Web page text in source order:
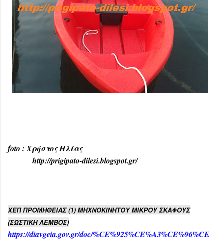
foto : Χρήστος Ηλίας
http://prigipato-dilesi.blogspot.gr/
ΧΕΠ ΠΡΟΜΗΘΕΙΑΣ (1) ΜΗΧΝΟΚΙΝΗΤΟΥ ΜΙΚΡΟΥ ΣΚΑΦΟΥΣ
(ΣΩΣΤΙΚΗ ΛΕΜΒΟΣ)
https://diavgeia.gov.gr/doc/%CE%925%CE%A3%CE%96%CE